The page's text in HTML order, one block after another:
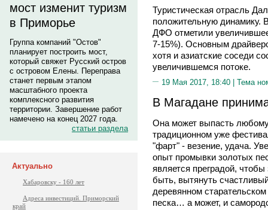
мост изменит туризм
в Приморье
Группа компаний "Остов"
планирует построить мост,
который свяжет Русский остров
с островом Елены. Переправа
станет первым этапом
масштабного проекта
комплексного развития
территории. Завершение работ
намечено на конец 2027 года.
статьи раздела
Актуально
Хабаровску - 160 лет
Адреса инвестиций. Приморский
край
Туристическая отрасль
положительную динамику.
ДФО отметили
7-15%). Основным
хотя и азиатские соседи
увеличившемся потоке.
19 Мая 2017, 18:40 | Тема
В Магадане
Она может выпасть
традиционном уже
"фарт" - везение, удача.
опыт промывки золотых
является преградой,
быть, вытянуть
деревянном
песка… а может, и